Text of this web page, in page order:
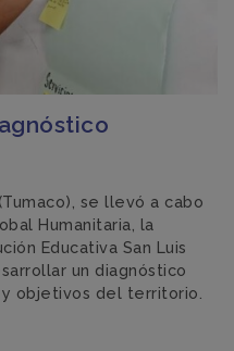
se llevó a cabo
Humanitaria, la
Educativa San Luis
un diagnóstico
objetivos del territorio.